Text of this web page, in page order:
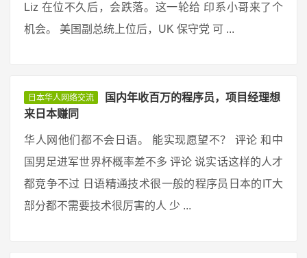
Liz 在位不久后，会跌落。这一轮给 印系小哥来了个
机会。 美国副总统上位后，UK 保守党 可 ...
日本华人网络交流
国内年收百万的程序员，项目经理想
来日本赚同
华人网他们都不会日语。 能实现愿望不？ 评论 和中
国男足进军世界杯概率差不多 评论 说实话这样的人才
都竞争不过 日语精通技术很一般的程序员日本的IT大
部分都不需要技术很厉害的人 少 ...